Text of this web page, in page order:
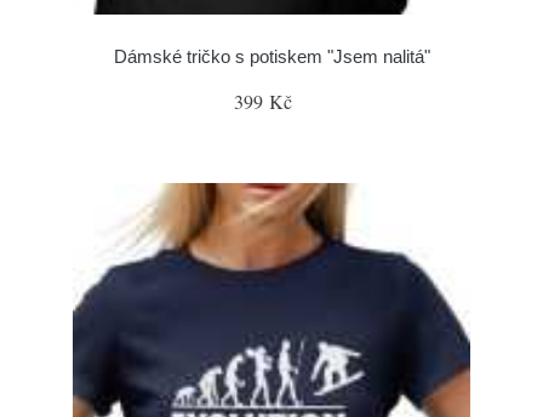
Dámské tričko s potiskem "Jsem nalitá"
399 Kč